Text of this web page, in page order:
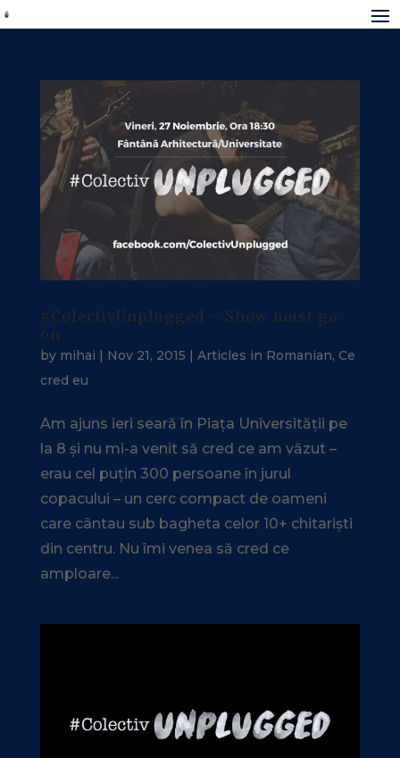
#ColectivUnplugged – Show must go
on
by mihai | Nov 21, 2015 | Articles in Romanian, Ce
cred eu
Am ajuns ieri seară în Piața Universității pe
la 8 și nu mi-a venit să cred ce am văzut –
erau cel puțin 300 persoane în jurul
copacului – un cerc compact de oameni
care cântau sub bagheta celor 10+ chitariști
din centru. Nu îmi venea să cred ce
amploare...